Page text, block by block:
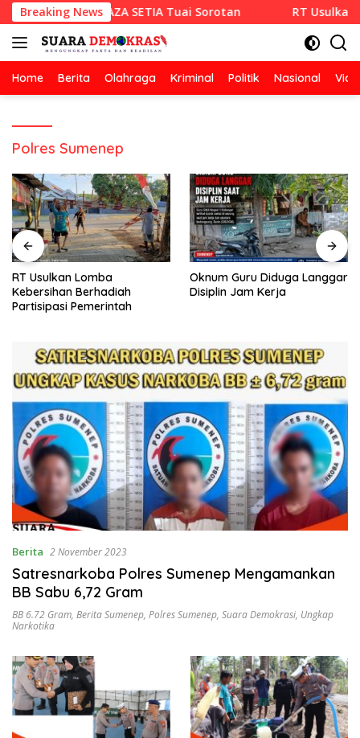
Langsung
ke
konten
Breaking News
CV RAZA SETIA Tuai Sorotan RT Usulkan
Home Berita Olahraga Kriminal Politik Nasional
Polres Sumenep
RT Usulkan Lomba
Kebersihan Berhadiah
Partisipasi Pemerintah
Oknum Guru Diduga Langgar
Disiplin Jam Kerja
Berita 2 November 2023
Satresnarkoba Polres Sumenep Mengamankan
BB Sabu 6,72 Gram
BB 6.72 Gram, Berita Sumenep, Polres Sumenep, Suara Demokrasi, Ungkap
Narkotika